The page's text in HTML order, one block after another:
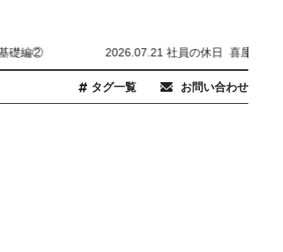
2026.07.21 社員の休日_喜屋武岬 – 美し
タグ一覧 お問い合わせ